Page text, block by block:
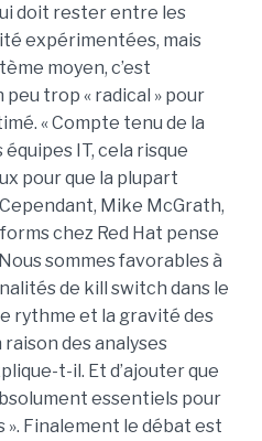
doit rester entre les
expérimentées, mais
moyen, c’est
trop « radical » pour
« Compte tenu de la
IT, cela risque
pour que la plupart
Mike McGrath,
chez Red Hat pense
sommes favorables à
de kill switch dans le
rythme et la gravité des
des analyses
t-il. Et d’ajouter que
essentiels pour
Finalement le débat est